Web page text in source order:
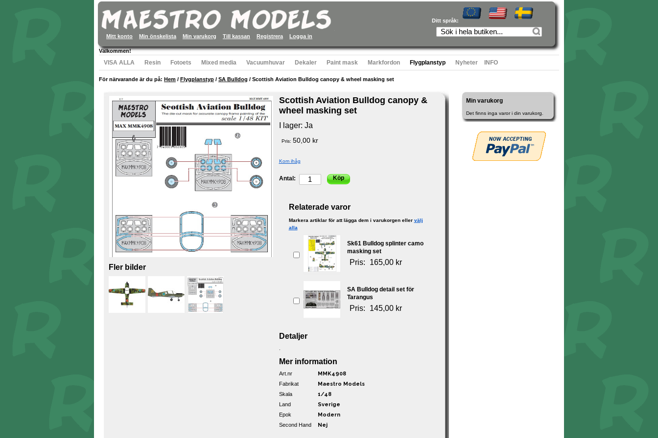
Ditt språk:
Mitt konto Min önskelista Min varukorg Till kassan Registrera Logga in
Välkommen!
VISA ALLA Resin Fotoets Mixed media Vacuumhuvar Dekaler Paint mask Markfordon Flygplanstyp Nyheter INFO
För närvarande är du på: Hem / Flygplanstyp / SA Bulldog / Scottish Aviation Bulldog canopy & wheel masking set
Fler bilder
Scottish Aviation Bulldog canopy &
wheel masking set
I lager: Ja
Pris: 50,00 kr
Kom ihåg
Antal: Köp
Relaterade varor
Markera artiklar för att lägga dem i varukorgen eller välj
alla
Sk61 Bulldog splinter camo
masking set
Pris: 165,00 kr
SA Bulldog detail set för
Tarangus
Pris: 145,00 kr
Detaljer
Mer information
Art.nr MMK4908
Fabrikat Maestro Models
Skala 1/48
Land Sverige
Epok Modern
Second Hand Nej
Min varukorg
Det finns inga varor i din varukorg.